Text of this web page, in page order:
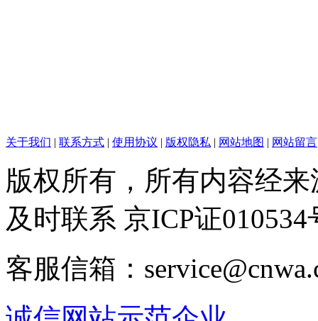
关于我们 | 联系方式 | 使用协议 | 版权隐私 | 网站地图 | 网站留言
版权所有，所有内容经
及时联系 京ICP证010534
客服信箱：